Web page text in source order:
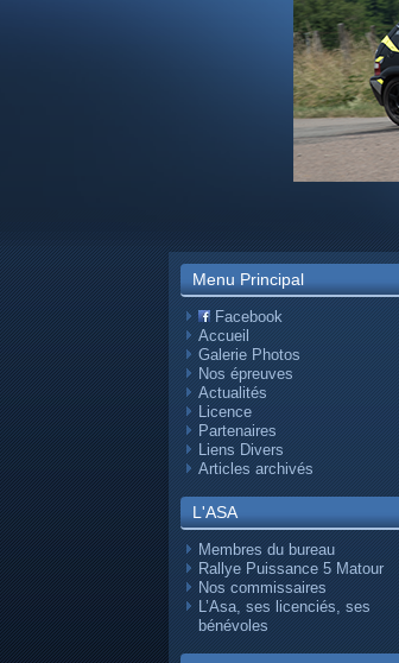
Menu Principal
Facebook
Accueil
Galerie Photos
Nos épreuves
Actualités
Licence
Partenaires
Liens Divers
Articles archivés
L'ASA
Membres du bureau
Rallye Puissance 5 Matour
Nos commissaires
L’Asa, ses licenciés, ses
bénévoles